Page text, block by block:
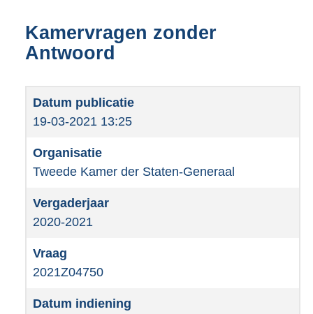
Kamervragen zonder
Antwoord
19-03-2021 13:25
Tweede Kamer der Staten-Generaal
2020-2021
2021Z04750